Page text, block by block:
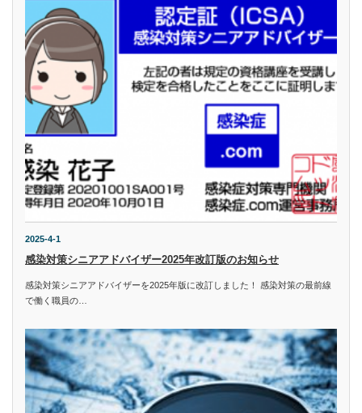
2025-4-1
感染対策シニアアドバイザー2025年改訂版のお知らせ
感染対策シニアアドバイザーを2025年版に改訂しました！ 感染対策の最前線
で働く職員の…